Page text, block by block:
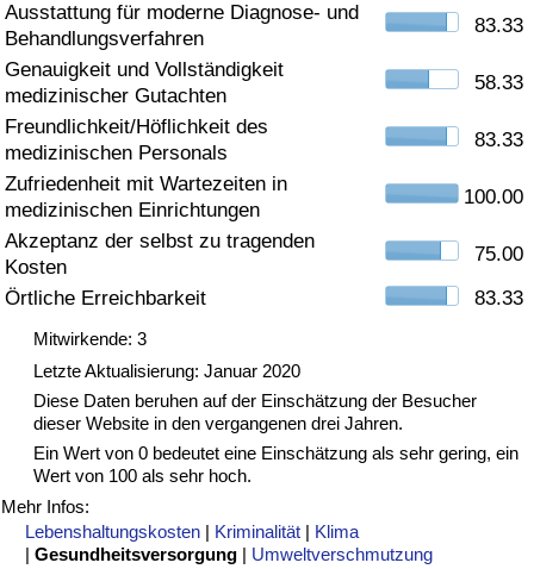
Ausstattung für moderne Diagnose- und
Behandlungsverfahren
83.33
Genauigkeit und Vollständigkeit
medizinischer Gutachten
58.33
Freundlichkeit/Höflichkeit des
medizinischen Personals
83.33
Zufriedenheit mit Wartezeiten in
medizinischen Einrichtungen
100.00
Akzeptanz der selbst zu tragenden
Kosten
75.00
Örtliche Erreichbarkeit
83.33
Mitwirkende: 3
Letzte Aktualisierung: Januar 2020
Diese Daten beruhen auf der Einschätzung der Besucher
dieser Website in den vergangenen drei Jahren.
Ein Wert von 0 bedeutet eine Einschätzung als sehr gering, ein
Wert von 100 als sehr hoch.
Mehr Infos:
Lebenshaltungskosten | Kriminalität | Klima
|Gesundheitsversorgung | Umweltverschmutzung
Kriminalitätsindex nach Land
Gesundheitsversorgung
Gesundheitsversorgungs-Index (aktuell)
Gesundheitsversorgungs-Index
Gesundheitsversorgungs-Index nach Land
Umweltverschmutzungs-Index (aktuell)
Verschmutzungsindex
Umweltverschmutzungs-Index nach Land
Verkehr